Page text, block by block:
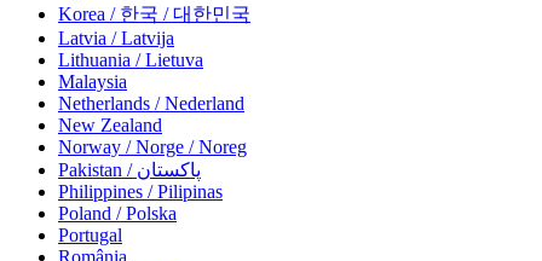
Korea / 한국 / 대한민국
Latvia / Latvija
Lithuania / Lietuva
Malaysia
Netherlands / Nederland
New Zealand
Norway / Norge / Noreg
Pakistan / پاکستان
Philippines / Pilipinas
Poland / Polska
Portugal
România